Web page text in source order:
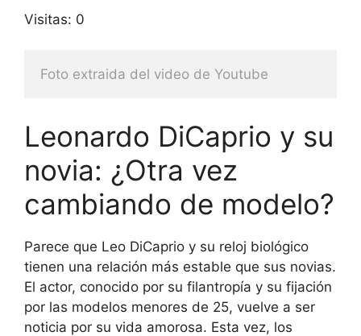
Visitas: 0
Foto extraida del video de Youtube
Leonardo DiCaprio y su
novia: ¿Otra vez
cambiando de modelo?
Parece que Leo DiCaprio y su reloj biológico
tienen una relación más estable que sus novias.
El actor, conocido por su filantropía y su fijación
por las modelos menores de 25, vuelve a ser
noticia por su vida amorosa. Esta vez, los